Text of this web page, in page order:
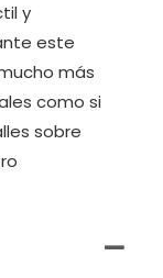
y
este
más
como si
sobre